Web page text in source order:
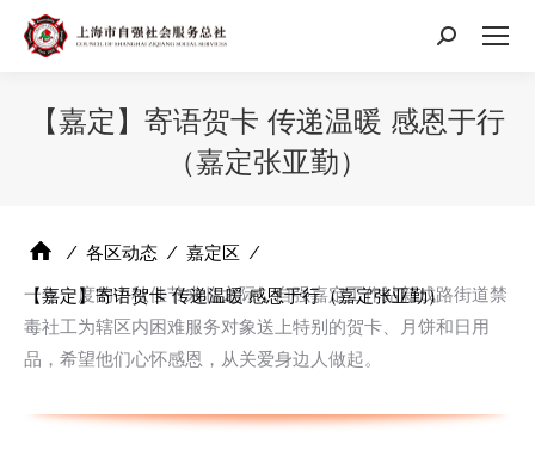
搜
【嘉定】寄语贺卡 传递温暖 感恩于行
（嘉定张亚勤）
⁄ 各区动态 ⁄ 嘉定区 ⁄
【嘉定】寄语贺卡 传递温暖 感恩于行（嘉定张亚勤）
一年一度的中秋佳节来临之际，自强嘉定工作站新成路街道禁
毒社工为辖区内困难服务对象送上特别的贺卡、月饼和日用
品，希望他们心怀感恩，从关爱身边人做起。